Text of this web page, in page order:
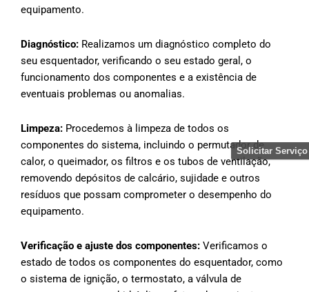
equipamento.
Diagnóstico: Realizamos um diagnóstico completo do
seu esquentador, verificando o seu estado geral, o
funcionamento dos componentes e a existência de
eventuais problemas ou anomalias.
Limpeza: Procedemos à limpeza de todos os
componentes do sistema, incluindo o permutador de
calor, o queimador, os filtros e os tubos de ventilação,
removendo depósitos de calcário, sujidade e outros
resíduos que possam comprometer o desempenho do
equipamento.
Verificação e ajuste dos componentes: Verificamos o
estado de todos os componentes do esquentador, como
o sistema de ignição, o termostato, a válvula de
Solicitar Serviço